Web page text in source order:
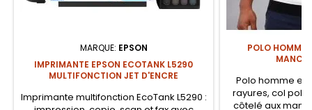
MARQUE: EPSON
IMPRIMANTE EPSON ECOTANK L5290
MULTIFONCTION JET D'ENCRE
Imprimante multifonction EcoTank L5290 :
POLO HOMME
Polo homme
rayures, col
côtelé aux